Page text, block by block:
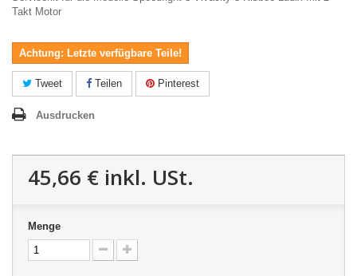
Takt Motor
Achtung: Letzte verfügbare Teile!
Tweet Teilen Pinterest
Ausdrucken
45,66 € inkl. USt.
Menge